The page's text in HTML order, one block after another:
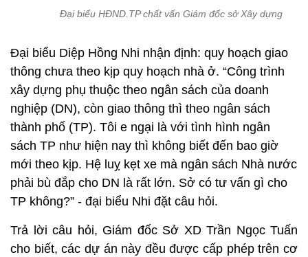
Đại biểu HĐND.TP chất vấn Giám đốc sở Xây dựng
Đại biểu Diệp Hồng Nhi nhận định: quy hoạch giao
thông chưa theo kịp quy hoạch nhà ở. “Công trình
xây dựng phụ thuộc theo ngân sách của doanh
nghiệp (DN), còn giao thông thì theo ngân sách
thành phố (TP). Tôi e ngại là với tình hình ngân
sách TP như hiện nay thì không biết đến bao giờ
mới theo kịp. Hệ luỵ kẹt xe mà ngân sách Nhà nước
phải bù đắp cho DN là rất lớn. Sở có tư vấn gì cho
TP không?” - đại biểu Nhi đặt câu hỏi.
Trả lời câu hỏi, Giám đốc Sở XD Trần Ngọc Tuấn
cho biết, các dự án này đều được cấp phép trên cơ